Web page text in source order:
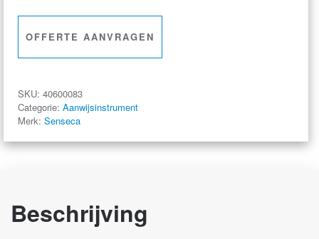
–
Thermokoppel
aantal
OFFERTE AANVRAGEN
SKU: 40600083
Categorie: Aanwijsinstrument
Merk: Senseca
Beschrijving